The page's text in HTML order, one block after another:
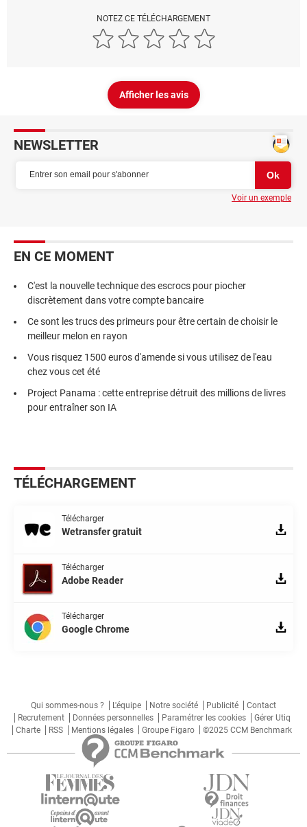
NOTEZ CE TÉLÉCHARGEMENT
Afficher les avis
NEWSLETTER
Voir un exemple
EN CE MOMENT
C'est la nouvelle technique des escrocs pour piocher
discrètement dans votre compte bancaire
Ce sont les trucs des primeurs pour être certain de choisir le
meilleur melon en rayon
Vous risquez 1500 euros d'amende si vous utilisez de l'eau
chez vous cet été
Project Panama : cette entreprise détruit des millions de livres
pour entraîner son IA
TÉLÉCHARGEMENT
Télécharger
Wetransfer gratuit
Télécharger
Adobe Reader
Télécharger
Google Chrome
Qui sommes-nous ? L'équipe Notre société Publicité
Contact
Recrutement
Données personnelles Paramétrer les cookies
Gérer Utiq
Charte
RSS Mentions légales Groupe Figaro ©2025 CCM Benchmark